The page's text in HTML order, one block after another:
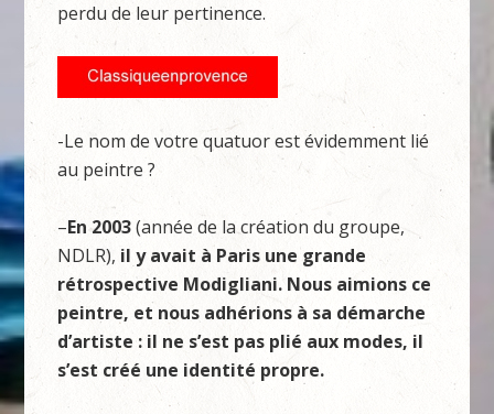
perdu de leur pertinence.
-Le nom de votre quatuor est évidemment lié
au peintre ?
–En 2003(année de la création du groupe,
NDLR), il y avait à Paris une grande
rétrospective Modigliani. Nous aimions ce
peintre, et nous adhérions à sa démarche
d’artiste : il ne s’est pas plié aux modes, il
s’est créé une identité propre.